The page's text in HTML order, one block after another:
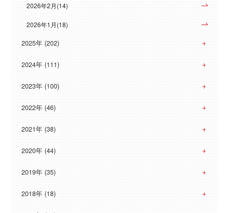
2026年2月(14)
2026年1月(18)
2025年 (202)
2024年 (111)
2023年 (100)
2022年 (46)
2021年 (38)
2020年 (44)
2019年 (35)
2018年 (18)